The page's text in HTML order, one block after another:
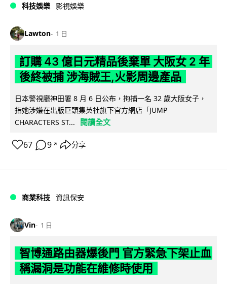
科技娛樂 影視娛樂
Lawton 1 日
訂購 43 億日元精品後棄單 大阪女 2 年
後終被捕 涉海賊王,火影周邊產品
日本警視廳神田署 8 月 6 日公布，拘捕一名 32 歲大阪女子，
指她涉嫌在出版巨頭集英社旗下官方網店「JUMP
CHARACTERS ST...
閱讀全文
67 9 ↗ 分享
商業科技 資訊保安
Vin 1 日
智博通路由器爆後門 官方緊急下架止血
稱漏洞是功能在維修時使用